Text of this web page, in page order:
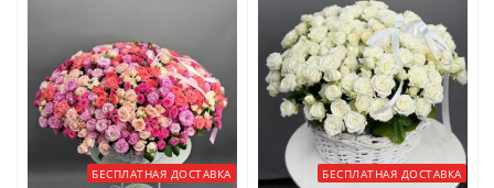
БЕСПЛАТНАЯ ДОСТАВКА БЕСПЛАТНАЯ ДОСТАВКА